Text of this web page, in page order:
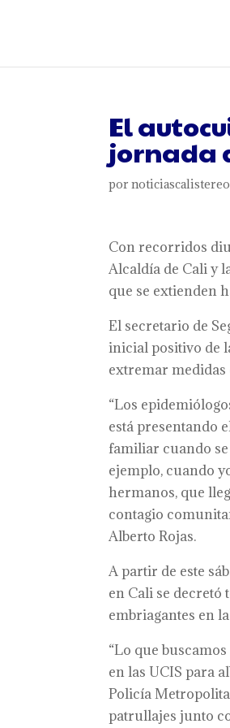
El
jornada
por
Con recorridos
Alcaldía de Cali y
que se extienden
El secretario de
inicial positivo de
extremar
“Los
está presentando
familiar cuando
ejemplo, cuando
hermanos, que
contagio
Alberto Rojas.
A partir de este
en Cali se decretó
embriagantes en
“Lo que
en las UCIS para
Policía
patrullajes junto